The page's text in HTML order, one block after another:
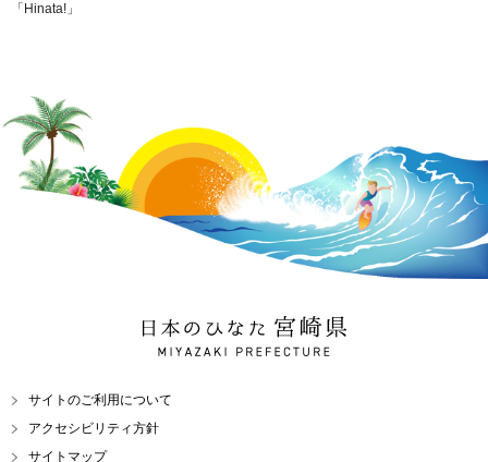
「Hinata!」
日本のひなた 宮崎県
MIYAZAKI PREFECTURE
サイトのご利用について
アクセシビリティ方針
サイトマップ